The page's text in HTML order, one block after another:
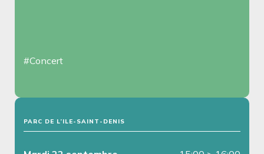
#Concert
PARC DE L’ILE-SAINT-DENIS